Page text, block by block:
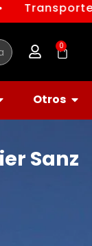
0
Otros
Sanz